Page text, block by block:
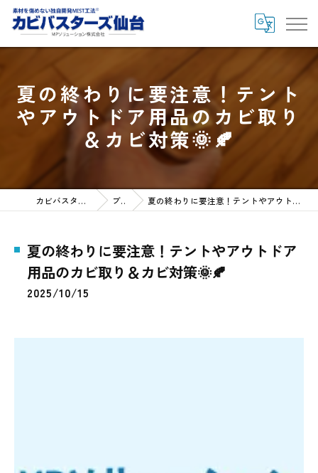
夏の終わりに要注意！テント
やアウトドア用品のカビ取り
＆カビ対策🌞🍂
カビバスターズ仙台HOME ブログ 夏の終わりに要注意！テントやアウトドア用品のカビ取り＆カビ対策🌞🍂
夏の終わりに要注意！テントやアウトドア
用品のカビ取り＆カビ対策🌞🍂
2025/10/15